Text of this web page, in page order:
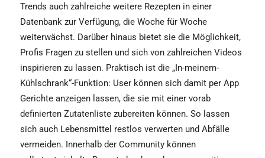
Trends auch zahlreiche weitere Rezepten in einer
Datenbank zur Verfügung, die Woche für Woche
weiterwächst. Darüber hinaus bietet sie die Möglichkeit,
Profis Fragen zu stellen und sich von zahlreichen Videos
inspirieren zu lassen. Praktisch ist die „In-meinem-
Kühlschrank“-Funktion: User können sich damit per App
Gerichte anzeigen lassen, die sie mit einer vorab
definierten Zutatenliste zubereiten können. So lassen
sich auch Lebensmittel restlos verwerten und Abfälle
vermeiden. Innerhalb der Community können